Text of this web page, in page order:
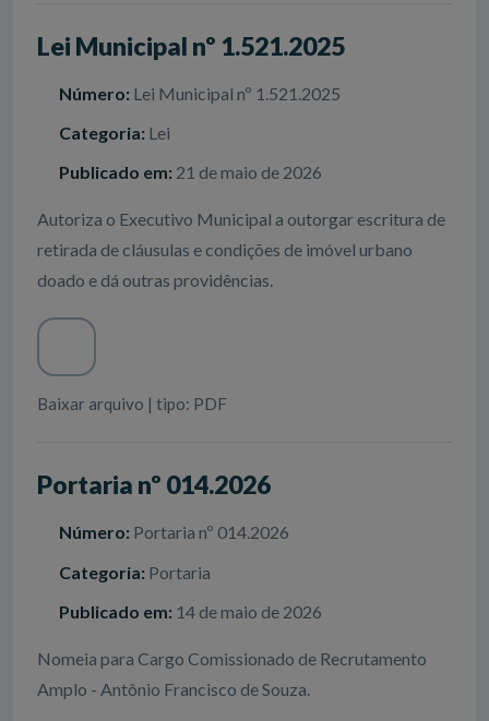
Lei Municipal nº 1.521.2025
Número: Lei Municipal nº 1.521.2025
Categoria: Lei
Publicado em: 21 de maio de 2026
Autoriza o Executivo Municipal a outorgar escritura de
retirada de cláusulas e condições de imóvel urbano
doado e dá outras providências.
Baixar arquivo | tipo: PDF
Portaria nº 014.2026
Número: Portaria nº 014.2026
Categoria: Portaria
Publicado em: 14 de maio de 2026
Nomeia para Cargo Comissionado de Recrutamento
Amplo - Antônio Francisco de Souza.